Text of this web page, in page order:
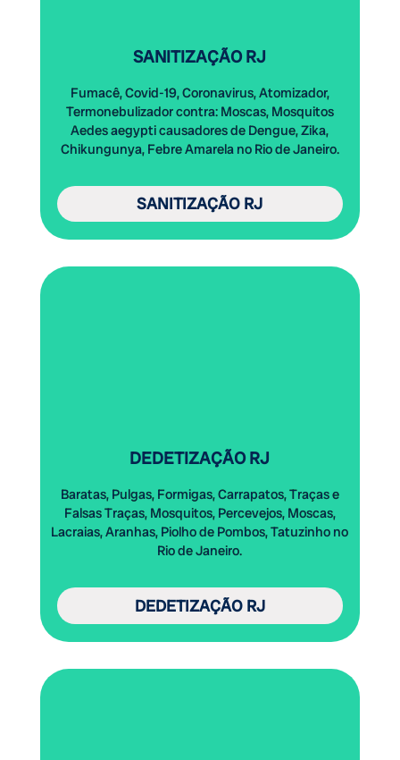
SANITIZAÇÃO RJ
Fumacê, Covid-19, Coronavirus, Atomizador,
Termonebulizador contra: Moscas, Mosquitos
Aedes aegypti causadores de Dengue,Zika,
Chikungunya, Febre Amarela no Rio de Janeiro.
SANITIZAÇÃO RJ
DEDETIZAÇÃO RJ
Baratas, Pulgas, Formigas, Carrapatos, Traças e
Falsas Traças, Mosquitos, Percevejos, Moscas,
Lacraias, Aranhas, Piolho de Pombos, Tatuzinho no
Rio de Janeiro.
DEDETIZAÇÃO RJ